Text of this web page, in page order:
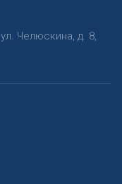
ул. Челюскина, д. 8,